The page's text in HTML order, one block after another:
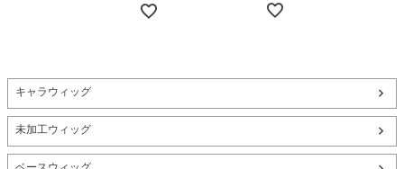
キャラウィッグ
未加工ウィッグ